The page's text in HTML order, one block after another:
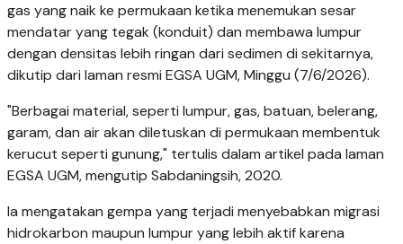
gas yang naik ke permukaan ketika menemukan sesar
mendatar yang tegak (konduit) dan membawa lumpur
dengan densitas lebih ringan dari sedimen di sekitarnya,
dikutip dari laman resmi EGSA UGM, Minggu (7/6/2026).
"Berbagai material, seperti lumpur, gas, batuan, belerang,
garam, dan air akan diletuskan di permukaan membentuk
kerucut seperti gunung," tertulis dalam artikel pada laman
EGSA UGM, mengutip Sabdaningsih, 2020.
Ia mengatakan gempa yang terjadi menyebabkan migrasi
hidrokarbon maupun lumpur yang lebih aktif karena